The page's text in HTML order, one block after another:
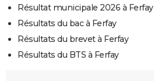
Résultat municipale 2026 à Ferfay
Résultats du bac à Ferfay
Résultats du brevet à Ferfay
Résultats du BTS à Ferfay